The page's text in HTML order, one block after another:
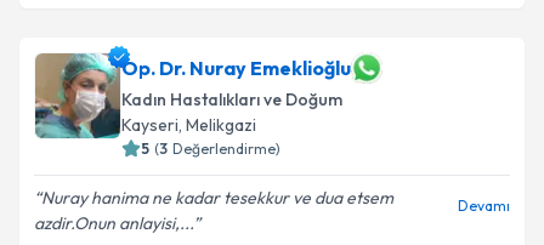
takvim hazırlandığında e-posta ile bilgilendireceğiz.
E-posta Adresiniz
Kişisel verilerimin işlenmesine ilişkin
Op. Dr. Nuray Emeklioğlu
Kadın Hastalıkları ve Doğum
Kayseri, Melikgazi
5 (3 Değerlendirme)
Nuray hanima ne kadar tesekkur ve dua etsem
azdir.Onun anlayisi,...
Devamı